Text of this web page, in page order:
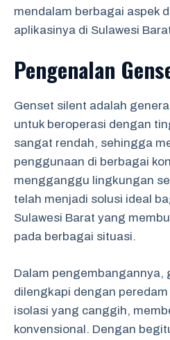
mendalam berbagai aspek
aplikasinya di Sulawesi
Pengenalan
Genset silent adalah
untuk beroperasi dengan
sangat rendah, sehingga
penggunaan di berbagai
mengganggu lingkungan
telah menjadi solusi ideal
Sulawesi Barat yang
pada berbagai situasi.
Dalam pengembangannya,
dilengkapi dengan
isolasi yang canggih,
konvensional. Dengan